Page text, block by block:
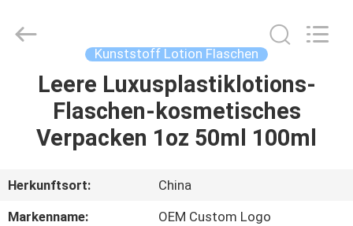
HAUS
PRODUKTE
ÜBER
UNS
Plastic
Kunststoff Lotion Flaschen
Leere Luxusplastiklotions-
Flaschen-kosmetisches
Verpacken 1oz 50ml 100ml
Herkunftsort:
China
Markenname:
OEM Custom Logo